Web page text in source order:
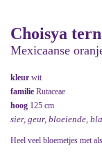
Choisya
Mexicaanse
kleur wit
familie Rutaceae
hoog 125 cm
sier, geur, bloeiende,
Heel veel bloemetjes met